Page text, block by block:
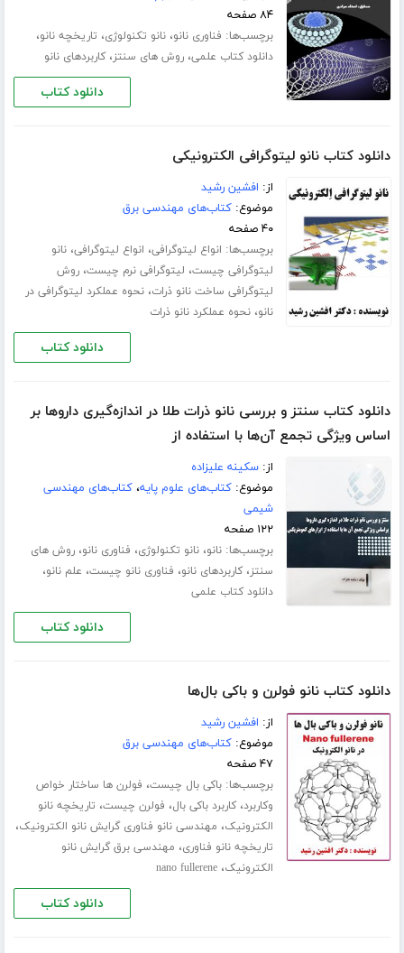
۸۴ صفحه
برچسب‌ها: فناوری نانو،نانو تکنولوژی، تاریخچه نانو،
دانلود کتاب علمی،روش های سنتز،کاربردهای نانو
دانلود کتاب
دانلود کتاب نانو لیتوگرافی الکترونیکی
از: افشین رشید
موضوع:کتاب‌های مهندسی برق
۴۰ صفحه
برچسب‌ها: انواع لیتوگرافی، انواع لیتوگرافی،نانو
لیتوگرافی چیست، لیتوگرافی نرم چیست،روش
لیتوگرافی ساخت نانو ذرات،نحوه عملکرد لیتوگرافی در
نانو،نحوه عملکرد نانو ذرات
دانلود کتاب
دانلود کتاب سنتز و بررسی نانو ذرات طلا در اندازه‌گیری داروها بر
اساس ویژگی تجمع آن‌ها با استفاده از
از:سکینه علیزاده
موضوع:کتاب‌های علوم پایه،کتاب‌های مهندسی
شیمی
۱۲۲ صفحه
برچسب‌ها:نانو،نانو تکنولوژی، فناوری نانو،روش های
سنتز،کاربردهای نانو، فناوری نانو چیست، علم نانو،
دانلود کتاب علمی
دانلود کتاب
دانلود کتاب نانو فولرن و باکی بال‌ها
از: افشین رشید
موضوع:کتاب‌های مهندسی برق
۴۷ صفحه
برچسب‌ها:باکی بال چیست، فولرن ها ساختار خواص
وکاربرد،کاربرد باکی بال، فولرن چیست، تاریخچه نانو
الکترونیک، مهندسی نانو فناوری گرایش نانو الکترونیک،
تاریخچه نانو فناوری، مهندسی برق گرایش نانو
الکترونیک،nano fullerene
دانلود کتاب